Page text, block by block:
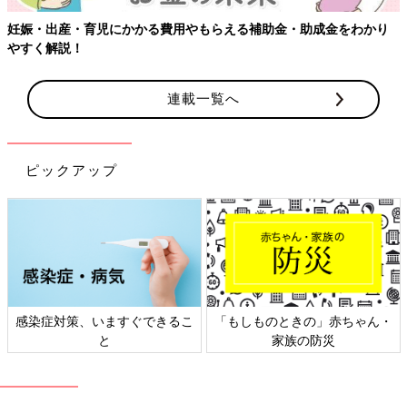
助産院 fillme代表。ママたちが心身を緩め、ご機嫌になること
が、家族みんなの笑顔に繋がると考え、地域を中心に活動。妊活
から、妊娠、出産、育児のことまでオンライン相談も実施。ベビ
ーマッサージや性教育が得意。男児の母として、育児も奮闘中。
※文中のコメントは「ウィメンズパーク」(2022年1月末まで)の投
妊娠・出産・育児にかかる費用やもらえる補助金・助成金をわかり
やすく解説！
連載一覧へ
ピックアップ
感染症対策、いますぐできるこ
と
「もしものときの」赤ちゃん・
家族の防災